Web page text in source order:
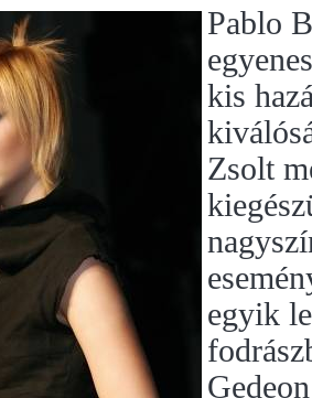
Pablo
kis
Zsolt
egyik